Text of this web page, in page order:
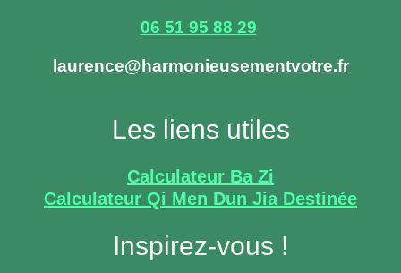
06 51 95 88 29
laurence@harmonieusementvotre.fr
Les liens utiles
Calculateur Ba Zi
Calculateur Qi Men Dun Jia Destinée
Inspirez-vous !